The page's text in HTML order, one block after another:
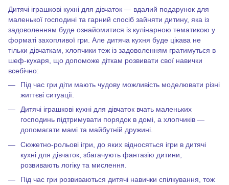
Дитячі іграшкові кухні для дівчаток — вдалий подарунок для
маленької господині та гарний спосіб зайняти дитину, яка із
задоволенням буде ознайомитися із кулінарною тематикою у
форматі захопливої гри. Але дитяча кухня буде цікава не
тільки дівчаткам, хлопчики теж із задоволенням гратимуться в
шеф-кухаря, що допоможе діткам розвивати свої навички
всебічно:
Під час гри діти мають чудову можливість моделювати різні
життєві ситуації.
Дитячі іграшкові кухні для дівчаток вчать маленьких
господинь підтримувати порядок в домі, а хлопчиків —
допомагати мамі та майбутній дружині.
Сюжетно-рольові ігри, до яких відносяться ігри в дитячі
кухні для дівчаток, збагачують фантазію дитини,
розвивають логіку та мислення.
Під час гри розвиваються дитячі навички спілкування, тож